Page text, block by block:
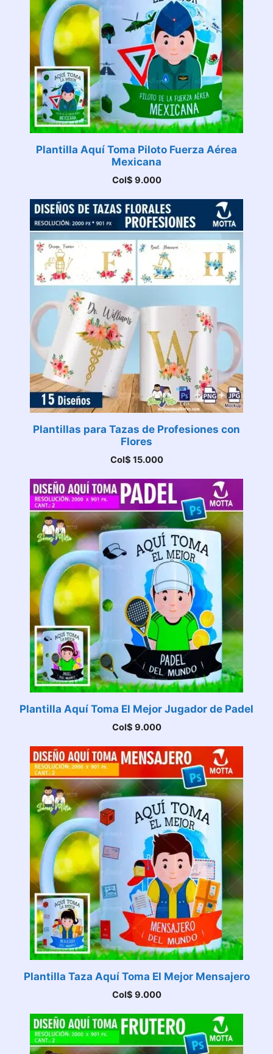
Plantilla Aquí Toma Piloto Fuerza Aérea
Mexicana
Col$ 9.000
Plantillas para Tazas de Profesiones con
Flores
Col$ 15.000
Plantilla Aquí Toma El Mejor Jugador de Padel
Col$ 9.000
Plantilla Taza Aquí Toma El Mejor Mensajero
Col$ 9.000